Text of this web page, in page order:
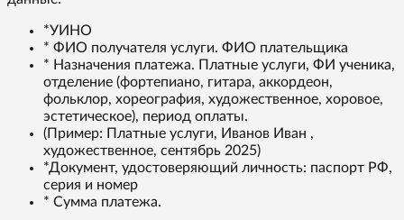
*УИНО
* ФИО получателя услуги. ФИО плательщика
* Назначения платежа. Платные услуги, ФИ ученика,
отделение (фортепиано, гитара, аккордеон,
фольклор, хореография, художественное, хоровое,
эстетическое), период оплаты.
(Пример: Платные услуги, Иванов Иван ,
художественное, сентябрь 2025)
*Документ, удостоверяющий личность: паспорт РФ,
серия и номер
* Сумма платежа.